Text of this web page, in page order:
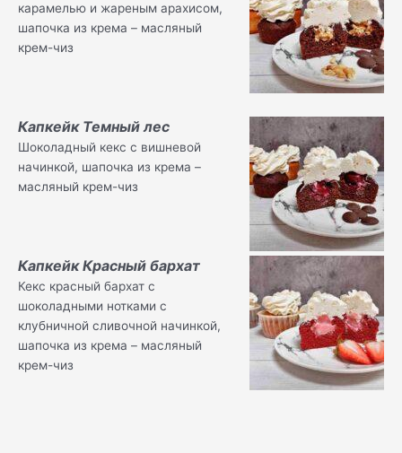
карамелью и жареным арахисом,
шапочка из крема – масляный
крем-чиз
Капкейк Темный лес
Шоколадный кекс с вишневой
начинкой, шапочка из крема –
масляный крем-чиз
Капкейк Красный бархат
Кекс красный бархат с
шоколадными нотками с
клубничной сливочной начинкой,
шапочка из крема – масляный
крем-чиз